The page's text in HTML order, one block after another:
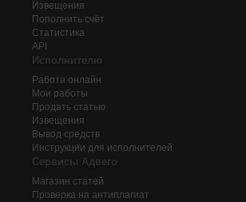
Извещения
Пополнить счёт
Статистика
API
Исполнителю
Работа онлайн
Мои работы
Продать статью
Извещения
Вывод средств
Инструкции для исполнителей
Сервисы Адвего
Магазин статей
Проверка на антиплагиат